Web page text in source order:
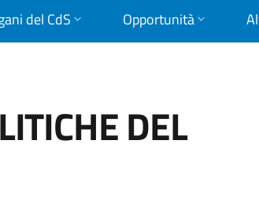
del CdS Opportunità
DEL